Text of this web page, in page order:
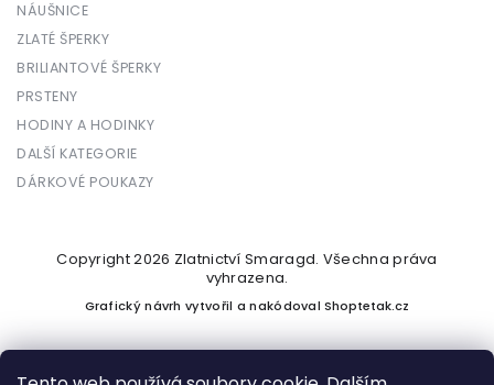
NÁUŠNICE
ZLATÉ ŠPERKY
BRILIANTOVÉ ŠPERKY
PRSTENY
HODINY A HODINKY
DALŠÍ KATEGORIE
DÁRKOVÉ POUKAZY
Copyright 2026 Zlatnictví Smaragd. Všechna práva
vyhrazena.
Grafický návrh vytvořil a nakódovalShoptetak.cz